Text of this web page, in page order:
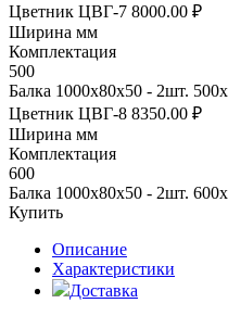
Цветник ЦВГ-7 8000.00 ₽
Ширина мм
Комплектация
500
Балка 1000х80х50 - 2шт.
Цветник ЦВГ-8 8350.00 ₽
Ширина мм
Комплектация
600
Балка 1000х80х50 - 2шт.
Купить
Описание
Характеристики
Доставка